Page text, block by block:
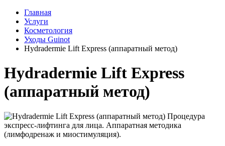
Главная
Услуги
Косметология
Уходы Guinot
Hydradermie Lift Express (аппаратный метод)
Hydradermie Lift Express
(аппаратный метод)
Процедура
экспресс-лифтинга для лица. Аппаратная методика
(лимфодренаж и миостимуляция).